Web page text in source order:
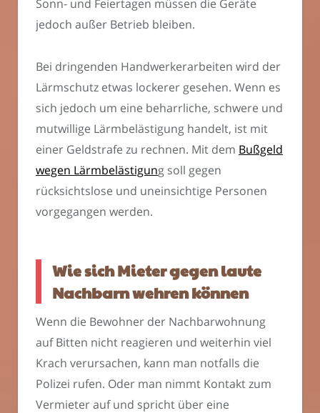
Sonn- und Feiertagen müssen die Geräte
jedoch außer Betrieb bleiben.
Bei dringenden Handwerkerarbeiten wird der
Lärmschutz etwas lockerer gesehen. Wenn es
sich jedoch um eine beharrliche, schwere und
mutwillige Lärmbelästigung handelt, ist mit
einer Geldstrafe zu rechnen. Mit dem Bußgeld
wegen Lärmbelästigung soll gegen
rücksichtslose und uneinsichtige Personen
vorgegangen werden.
Wie sich Mieter gegen laute
Nachbarn wehren können
Wenn die Bewohner der Nachbarwohnung
auf Bitten nicht reagieren und weiterhin viel
Krach verursachen, kann man notfalls die
Polizei rufen. Oder man nimmt Kontakt zum
Vermieter auf und spricht über eine